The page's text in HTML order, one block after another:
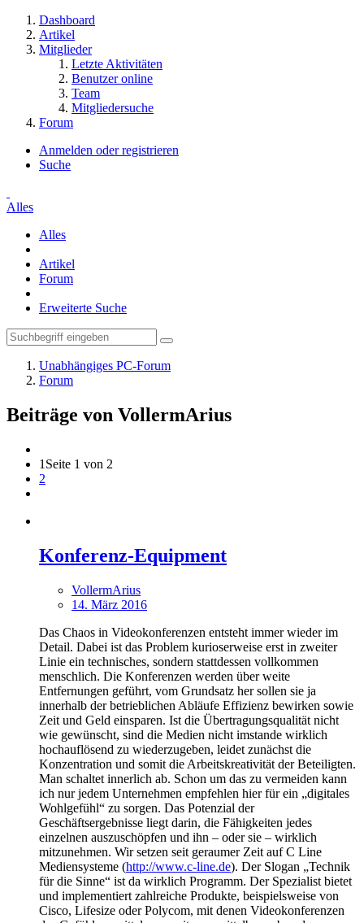
Dashboard
Artikel
Mitglieder
Letzte Aktivitäten
Benutzer online
Team
Mitgliedersuche
Forum
Anmelden oder registrieren
Suche
Alles
Alles
Artikel
Forum
Erweiterte Suche
Unabhängiges PC-Forum
Forum
Beiträge von VollermArius
1 Seite 1 von 2
2
Konferenz-Equipment
VollermArius
14. März 2016
Das Chaos in Videokonferenzen entsteht immer wieder im
Detail. Dabei ist das Problem kurioserweise erst in zweiter
Linie ein technisches, sondern stattdessen vollkommen
menschlich. Die Konferenzen werden über weite
Entfernungen geführt, vom Grundsatz her sollen sie ja
innerhalb der betrieblichen Abläufe Effizienz bewirken sowie
Zeit und Geld einsparen. Ist die Übertragungsqualität nicht
wie gewünscht, sind die Medien nicht imstande wirklich
hochauflösend zu wiederzugeben, leidet zunächst die
Konzentration und somit die Arbeitskreativität der Beteiligten.
Man schaltet innerlich ab. Schon um das zu vermeiden kann
ich nur jedem Unternehmen empfehlen hier für ein „digitales
Wohlgefühl“ zu sorgen. Das Potenzial der
Geschäftsergebnisse liegt darin, die Fähigkeiten jedes
einzelnen auszuschöpfen und ihn – oder sie – wirklich
mitzunehmen. Wir setzen seit geraumer Zeit auf C Line
Mediensysteme (http://www.c-line.de). Der Slogan „Technik
für die Sinne“ ist da wirklich Programm. Der Spezialist bietet
und implementiert zahlreiche Produkte, beispielsweise von
Cisco, Lifesize oder Polycom, mit denen Videokonferenzen